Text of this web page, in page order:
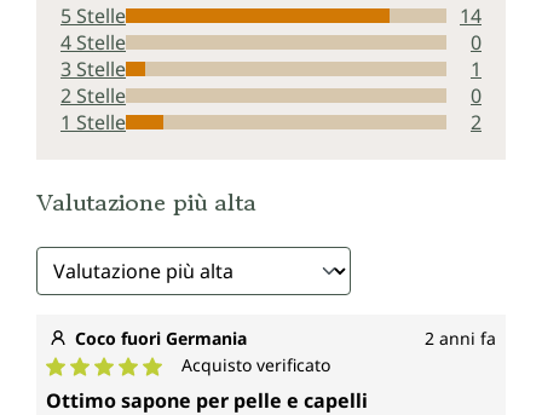
5 Stelle
14
4 Stelle
0
3 Stelle
1
2 Stelle
0
1 Stelle
2
Valutazione più alta
Coco fuori Germania 2 anni fa
Valutazione media di 5 su 5 stelle
Acquisto verificato
Ottimo sapone per pelle e capelli